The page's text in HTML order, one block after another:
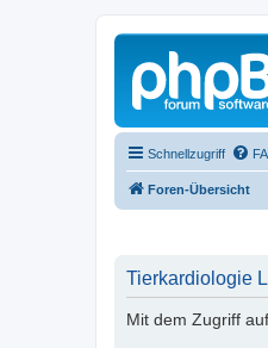
Schnellzugriff
Foren-Übersicht
Tierkardiologie
Mit dem Zugriff